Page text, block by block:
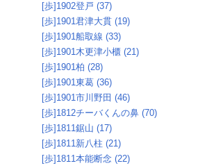
[歩]1902登戸 (37)
[歩]1901君津大貫 (19)
[歩]1901船取線 (33)
[歩]1901木更津小櫃 (21)
[歩]1901柏 (28)
[歩]1901東葛 (36)
[歩]1901市川野田 (46)
[歩]1812チーバくんの鼻 (70)
[歩]1811鋸山 (17)
[歩]1811新八柱 (21)
[歩]1811本能断念 (22)